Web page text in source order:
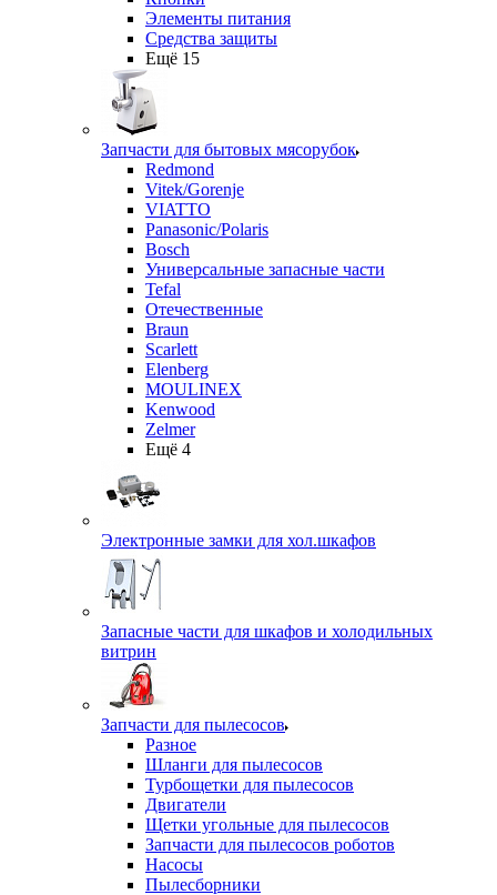
Элементы питания
Средства защиты
Ещё 15
Запчасти для бытовых мясорубок
Redmond
Vitek/Gorenje
VIATTO
Panasonic/Polaris
Bosch
Универсальные запасные части
Tefal
Отечественные
Braun
Scarlett
Elenberg
MOULINEX
Kenwood
Zelmer
Ещё 4
Электронные замки для хол.шкафов
Запасные части для шкафов и холодильных
витрин
Запчасти для пылесосов
Разное
Шланги для пылесосов
Турбощетки для пылесосов
Двигатели
Щетки угольные для пылесосов
Запчасти для пылесосов роботов
Насосы
Пылесборники